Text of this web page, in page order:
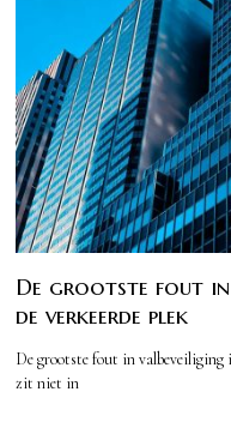
De grootste fout in
de verkeerde plek
De grootste fout in valbeveiliging
zit niet in